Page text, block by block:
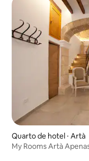
Quarto de hotel ⋅ Artà
My Rooms Artà